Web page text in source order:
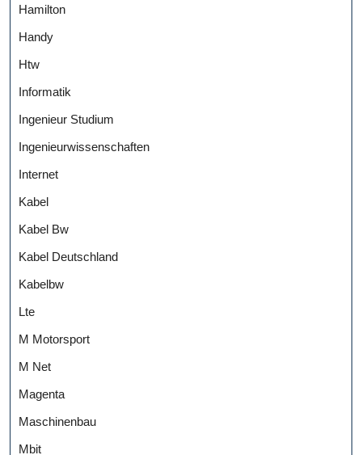
Hamilton
Handy
Htw
Informatik
Ingenieur Studium
Ingenieurwissenschaften
Internet
Kabel
Kabel Bw
Kabel Deutschland
Kabelbw
Lte
M Motorsport
M Net
Magenta
Maschinenbau
Mbit